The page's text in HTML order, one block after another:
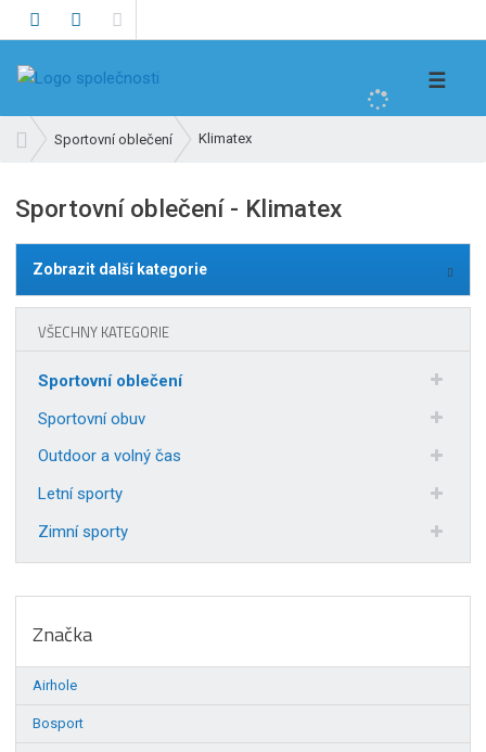
d
a
☰
v
d
t
Sportovní oblečení Klimatex
Sportovní oblečení - Klimatex
Zobrazit další kategorie
VŠECHNY KATEGORIE
Sportovní oblečení
Sportovní obuv
Outdoor a volný čas
Letní sporty
Zimní sporty
Značka
Airhole
Bosport